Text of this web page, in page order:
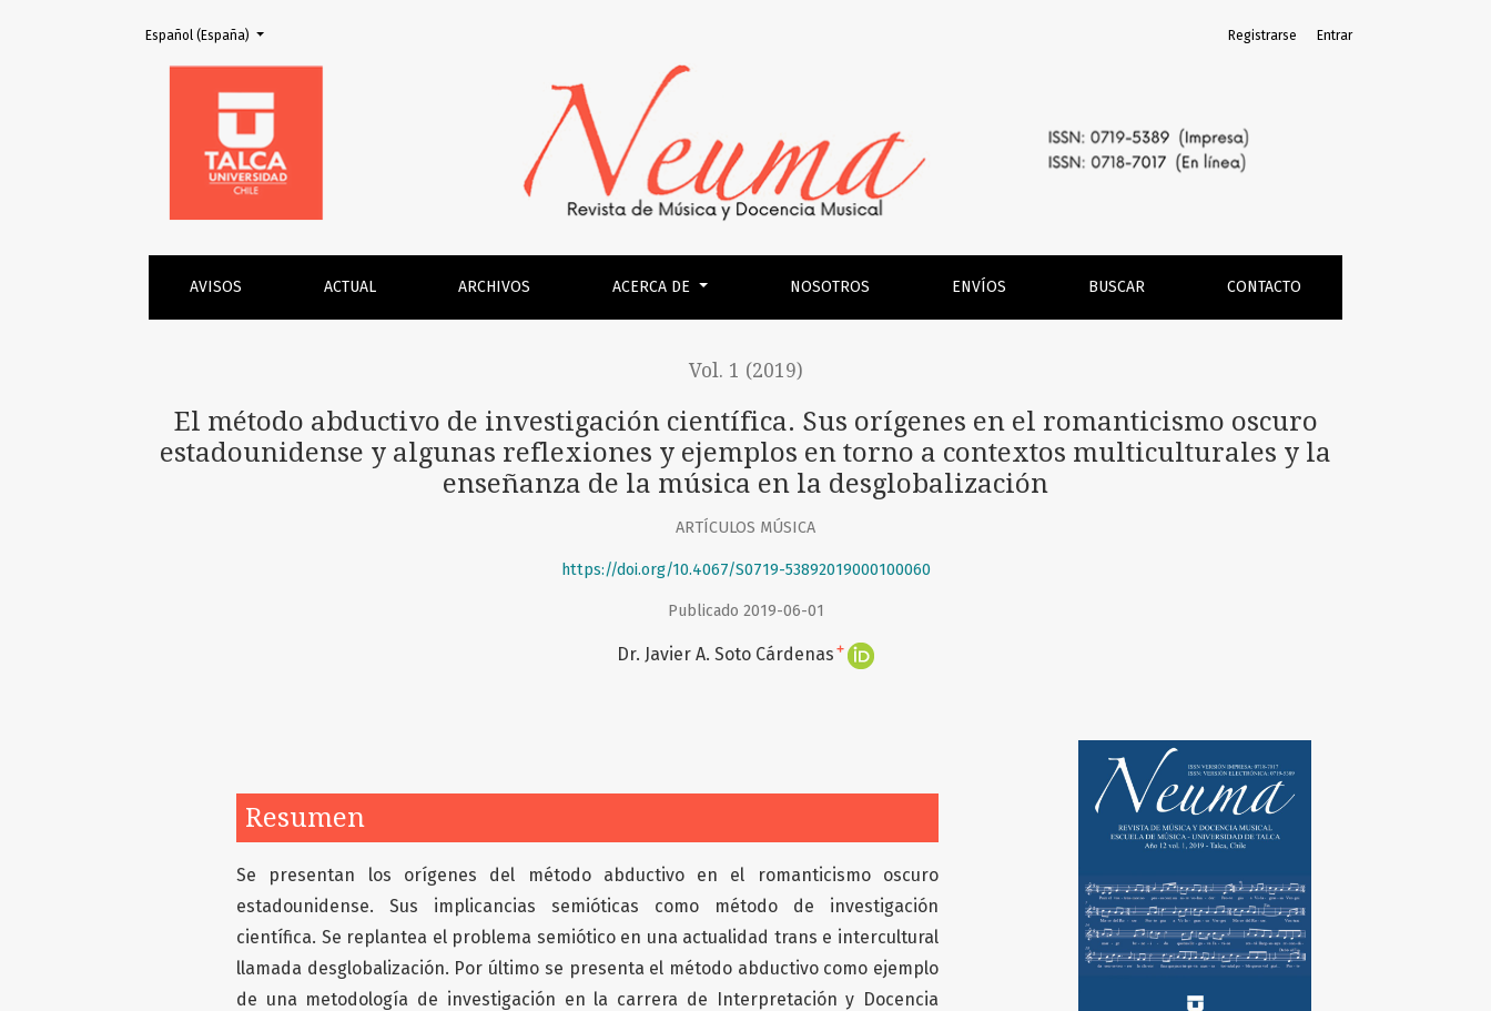
El método abductivo de investigación científica. Sus orígenes en el romanticismo oscuro estadounidense y algunas reflexiones y ejemplos en torno a contextos
AVISOS ACTUAL ARCHIVOS ACERCA DE NOSOTROS ENVÍOS BUSCAR CONTACTO
Registrarse Entrar
Cambiar el idioma. El actual es:
Español (España)
Vol. 1 (2019)
El método abductivo de investigación científica. Sus orígenes en el romanticismo oscuro
estadounidense y algunas reflexiones y ejemplos en torno a contextos multiculturales y la
enseñanza de la música en la desglobalización
ARTÍCULOS MÚSICA
https://doi.org/10.4067/S0719-53892019000100060
Publicado 2019-06-01
Dr. Javier A. Soto Cárdenas +
Resumen
Se presentan los orígenes del método abductivo en el romanticismo oscuro
estadounidense. Sus implicancias semióticas como método de investigación
científica. Se replantea el problema semiótico en una actualidad trans e intercultural
llamada desglobalización. Por último se presenta el método abductivo como ejemplo
de una metodología de investigación en la carrera de Interpretación y Docencia